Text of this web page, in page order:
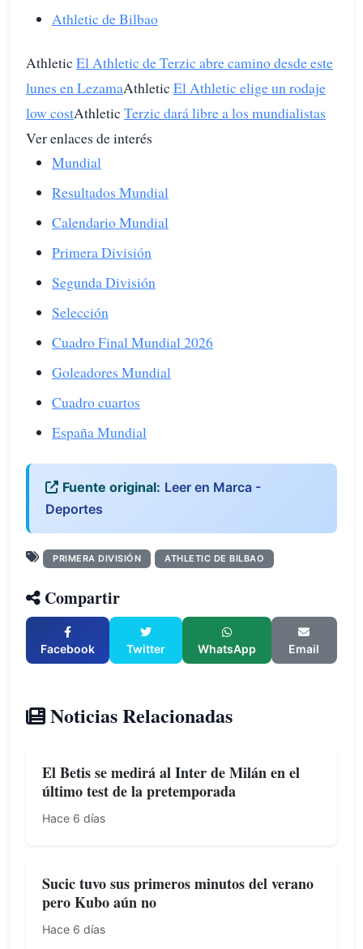
Athletic de Bilbao
Athletic El Athletic de Terzic abre camino desde este
lunes en LezamaAthletic El Athletic elige un rodaje
low costAthletic Terzic dará libre a los mundialistas
Ver enlaces de interés
Mundial
Resultados Mundial
Calendario Mundial
Primera División
Segunda División
Selección
Cuadro Final Mundial 2026
Goleadores Mundial
Cuadro cuartos
España Mundial
Fuente original: Leer en Marca -
Deportes
PRIMERA DIVISIÓN ATHLETIC DE BILBAO
Compartir
Facebook Twitter WhatsApp Email
Noticias Relacionadas
El Betis se medirá al Inter de Milán en el
último test de la pretemporada
Hace 6 días
Sucic tuvo sus primeros minutos del verano
pero Kubo aún no
Hace 6 días